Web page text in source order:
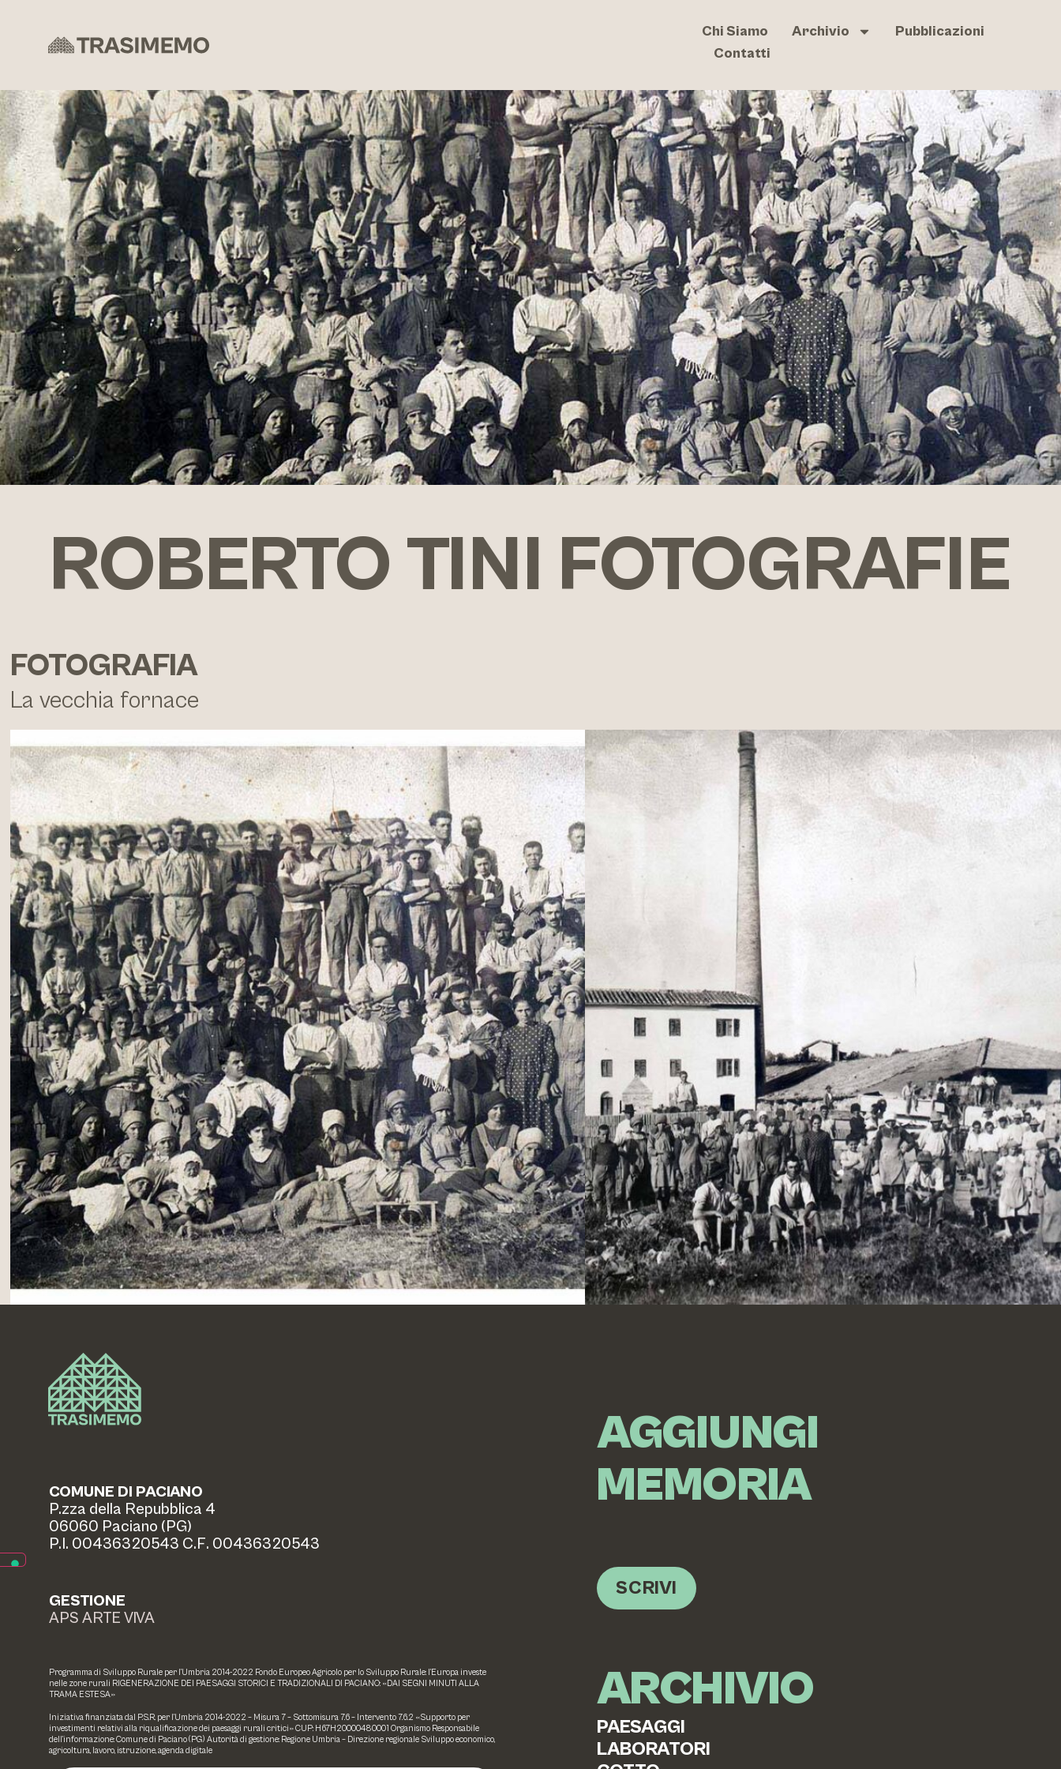
Chi Siamo Archivio
Pubblicazioni
Contatti
ROBERTO TINI FOTOGRAFIE
FOTOGRAFIA
La vecchia fornace
COMUNE DI PACIANO
P.zza della Repubblica 4
06060 Paciano (PG)
P.I. 00436320543 C.F. 00436320543
GESTIONE
APS ARTE VIVA
Programma di Sviluppo Rurale per l’Umbria 2014-2022 Fondo Europeo Agricolo per lo Sviluppo Rurale: l’Europa investe
nelle zone rurali RIGENERAZIONE DEI PAESAGGI STORICI E TRADIZIONALI DI PACIANO: «DAI SEGNI MINUTI ALLA
TRAMA ESTESA»
Iniziativa finanziata dal P.S.R. per l’Umbria 2014-2022 – Misura 7 – Sottomisura 7.6 – Intervento 7.6.2 «Supporto per
investimenti relativi alla riqualificazione dei paesaggi rurali critici» CUP: H67H20000480001 Organismo Responsabile
dell’informazione: Comune di Paciano (PG) Autorità di gestione: Regione Umbria – Direzione regionale Sviluppo economico,
agricoltura, lavoro, istruzione, agenda digitale
AGGIUNGI
MEMORIA
SCRIVI
ARCHIVIO
PAESAGGI
LABORATORI